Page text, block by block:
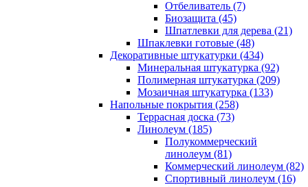
Отбеливатель (7)
Биозащита (45)
Шпатлевки для дерева (21)
Шпаклевки готовые (48)
Декоративные штукатурки (434)
Минеральная штукатурка (92)
Полимерная штукатурка (209)
Мозаичная штукатурка (133)
Напольные покрытия (258)
Террасная доска (73)
Линолеум (185)
Полукоммерческий
линолеум (81)
Коммерческий линолеум (82)
Спортивный линолеум (16)